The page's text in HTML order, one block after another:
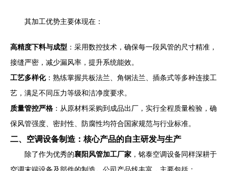
其加工优势主要体现在：
高精度下料与成型 ：采用数控技术，确保每一段风管的尺寸精准，
接缝严密，减少漏风率，提升系统能效。
工艺多样化：熟练掌握共板法兰、角钢法兰、插条式等多种连接工
艺，满足不同压力等级和洁净度要求。
质量管控严格 ：从原材料采购到成品出厂，实行全程质量检验，确
保风管强度、密封性、防腐性均符合国家规范与行业标准。
二、空调设备制造：核心产品的自主研发与生产
除了作为优秀的襄阳风管加工厂家 ，铭泰空调设备同样深耕于